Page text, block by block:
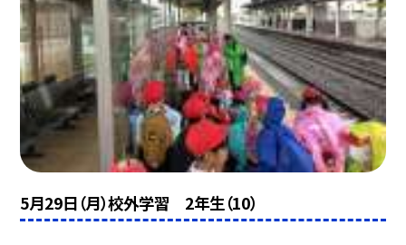
5月29日（月）校外学習 2年生（10）